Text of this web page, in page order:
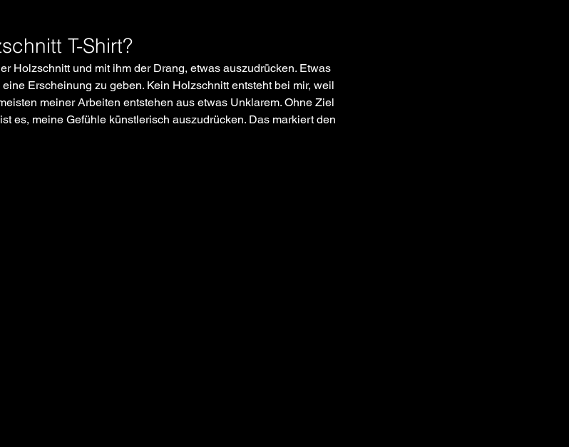
T-Shirt?
Holzschnitt und mit ihm der Drang, etwas auszudrücken. Etwas
Erscheinung zu geben. Kein Holzschnitt entsteht bei mir, weil
meiner Arbeiten entstehen aus etwas Unklarem. Ohne Ziel
es, meine Gefühle künstlerisch auszudrücken. Das markiert den